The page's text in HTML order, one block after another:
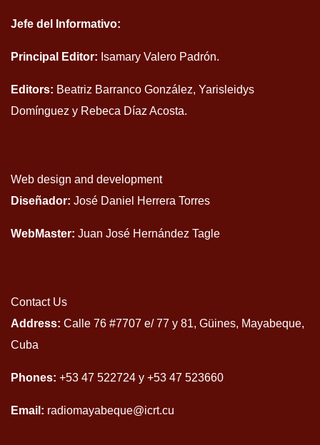
Jefe del Informativo:
Principal Editor: Isamary Valero Padrón.
Editors: Beatriz Barranco González, Yarisleidys
Domínguez y Rebeca Díaz Acosta.
Web design and development
Diseñador: José Daniel Herrera Torres
WebMaster: Juan José Hernández Tagle
Contact Us
Address: Calle 76 #7707 e/ 77 y 81, Güines, Mayabeque,
Cuba
Phones: +53 47 522724 y +53 47 523660
Email: radiomayabeque@icrt.cu